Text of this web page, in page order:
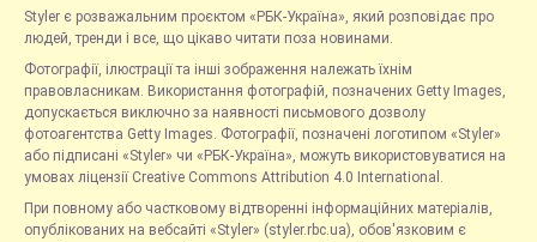
Styler є розважальним проєктом «РБК-Україна», який розповідає про
людей, тренди і все, що цікаво читати поза новинами.
Фотографії, ілюстрації та інші зображення належать їхнім
правовласникам. Використання фотографій, позначених Getty Images,
допускається виключно за наявності письмового дозволу
фотоагентства Getty Images. Фотографії, позначені логотипом «Styler»
або підписані «Styler» чи «РБК-Україна», можуть використовуватися на
умовах ліцензії Creative Commons Attribution 4.0 International.
При повному або частковому відтворенні інформаційних матеріалів,
опублікованих на вебсайті «Styler» (styler.rbc.ua), обов'язковим є